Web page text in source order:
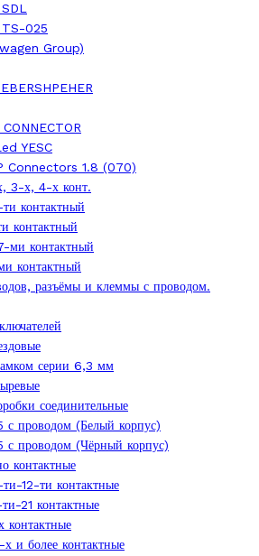
025
Group)
YESC
Connectors 1.8 (070)
3-х, 4-х конт.
контактный
контактный
ми контактный
контактный
разъёмы и клеммы с проводом.
серии 6,3 мм
соединительные
с проводом (Белый корпус)
с проводом (Чёрный корпус)
контактные
12-ти контактные
21 контактные
контактные
и более контактные